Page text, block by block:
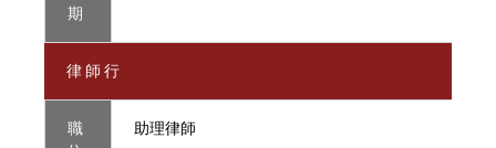
期
律 師 行
職
助理律師